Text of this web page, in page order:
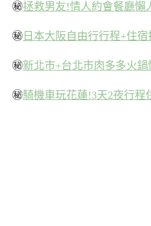
㊙拯救男友!情人約會餐廳懶
㊙ 日本大阪自由行行程+住
㊙新北市+台北市肉多多火鍋
㊙騎機車玩花蓮!3天2夜行程